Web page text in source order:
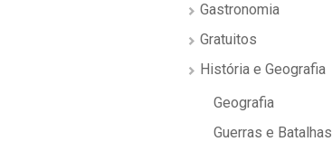
Gastronomia
Gratuitos
História e Geografia
Geografia
Guerras e Batalhas